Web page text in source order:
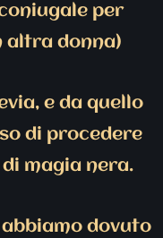
per
altra donna)
e da quello
di procedere
magia nera.
dovuto